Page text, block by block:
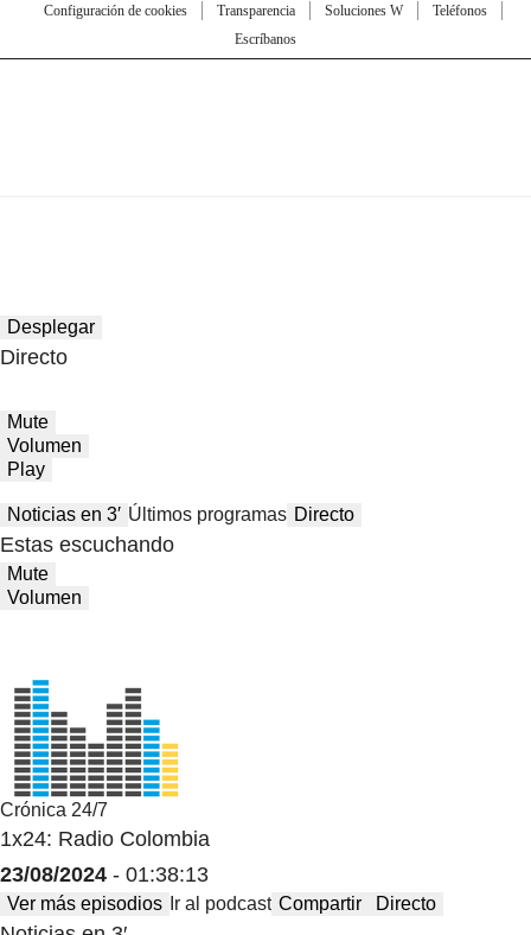
Configuración de cookies
Transparencia Soluciones W
Teléfonos
Escríbanos
Desplegar
Directo
Mute
Volumen
Play
Noticias en 3′ Últimos programas Directo
Estas escuchando
Mute
Volumen
Crónica 24/7
1x24: Radio Colombia
23/08/2024 - 01:38:13
Ver más episodios Ir al podcast Compartir Directo